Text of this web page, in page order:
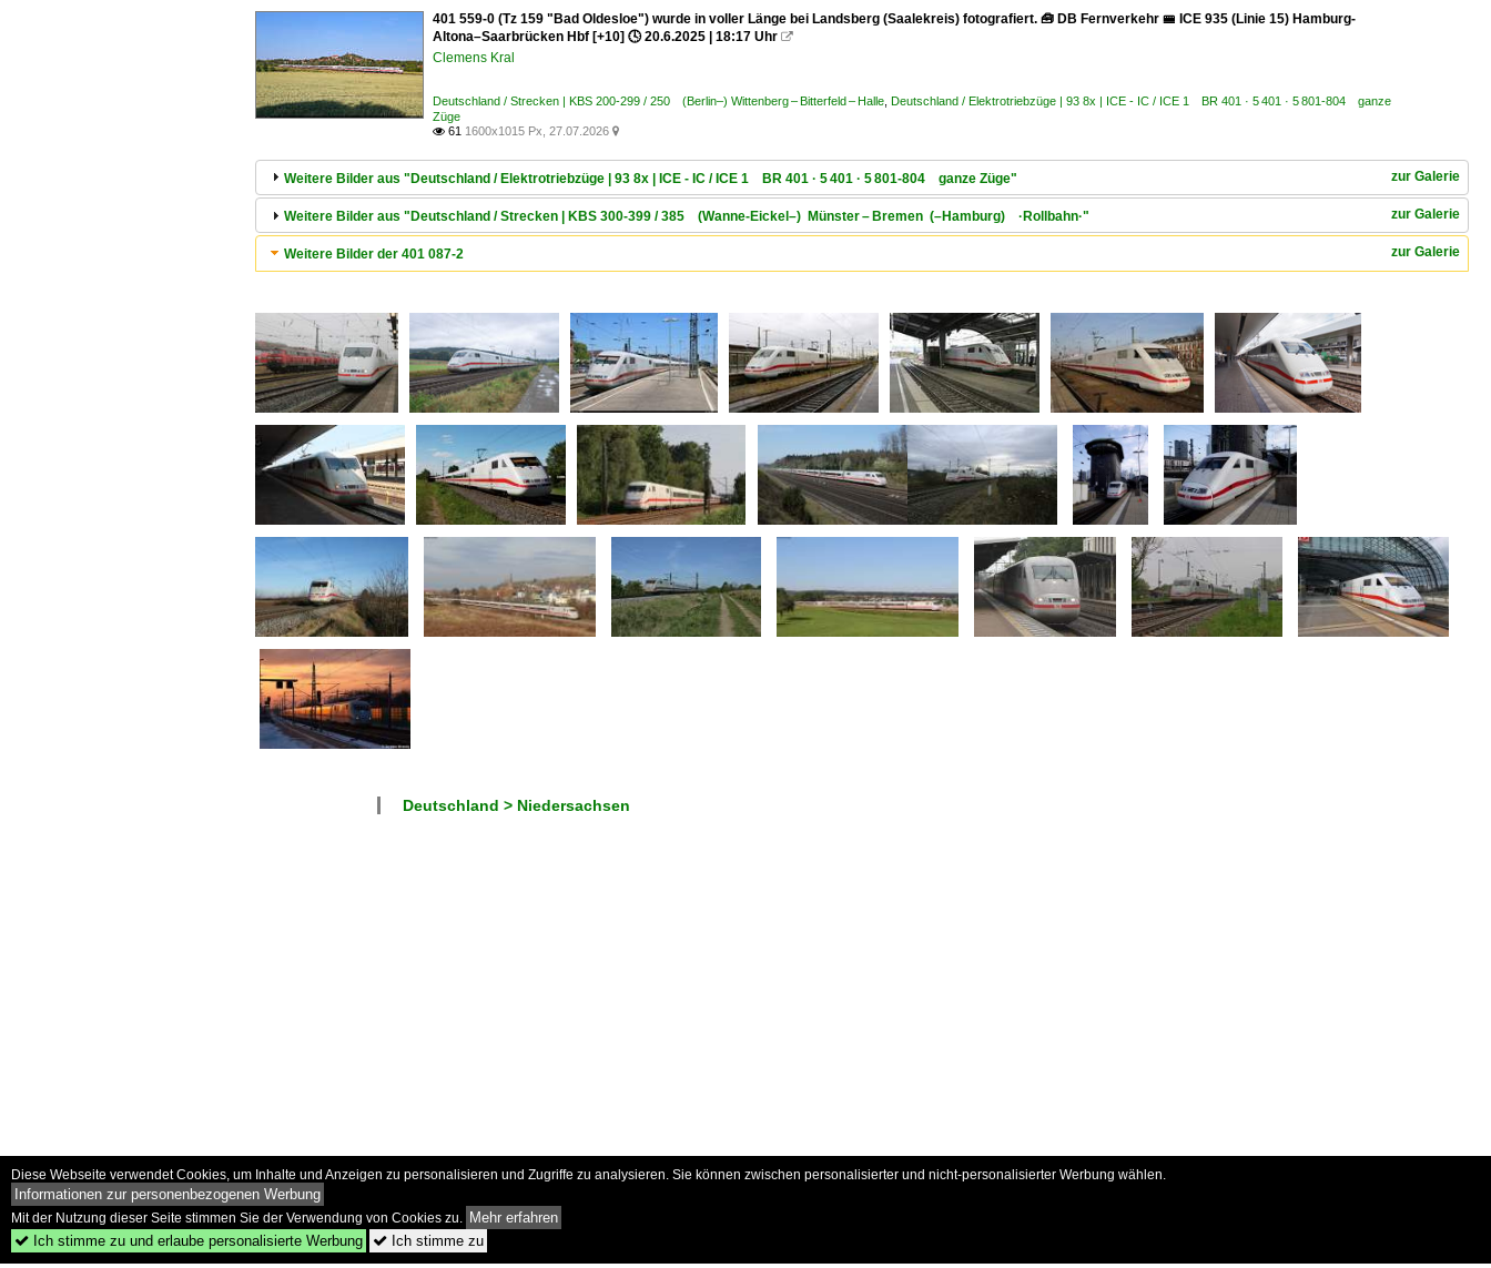
401 559-0 (Tz 159 "Bad Oldesloe") wurde in voller Länge bei Landsberg (Saalekreis) fotografiert. 🧰 DB Fernverkehr 🚝 ICE 935 (Linie 15) Hamburg-
Altona–Saarbrücken Hbf [+10] 🕓 20.6.2025 | 18:17 Uhr 
Clemens Kral
Deutschland / Strecken | KBS 200-299 / 250 (Berlin–) Wittenberg – Bitterfeld – Halle Deutschland / Elektrotriebzüge | 93 8x | ICE - IC / ICE 1 BR 401 · 5 401 · 5 801-804 ganze
Züge
 61 1600x1015 Px, 27.07.2026 
zur Galerie
Weitere Bilder aus "Deutschland / Elektrotriebzüge | 93 8x | ICE - IC / ICE 1 BR 401 · 5 401 · 5 801-804 ganze Züge"
zur Galerie
Weitere Bilder aus "Deutschland / Strecken | KBS 300-399 / 385 (Wanne-Eickel–) Münster – Bremen (–Hamburg) ·Rollbahn·"
zur Galerie
Weitere Bilder der 401 087-2
Deutschland > Niedersachsen
Diese Webseite verwendet Cookies, um Inhalte und Anzeigen zu personalisieren und Zugriffe zu analysieren. Sie können zwischen personalisierter und nicht-personalisierter Werbung wählen.
Informationen zur personenbezogenen Werbung
Mit der Nutzung dieser Seite stimmen Sie der Verwendung von Cookies zu. Mehr erfahren
 Ich stimme zu und erlaube personalisierte Werbung  Ich stimme zu